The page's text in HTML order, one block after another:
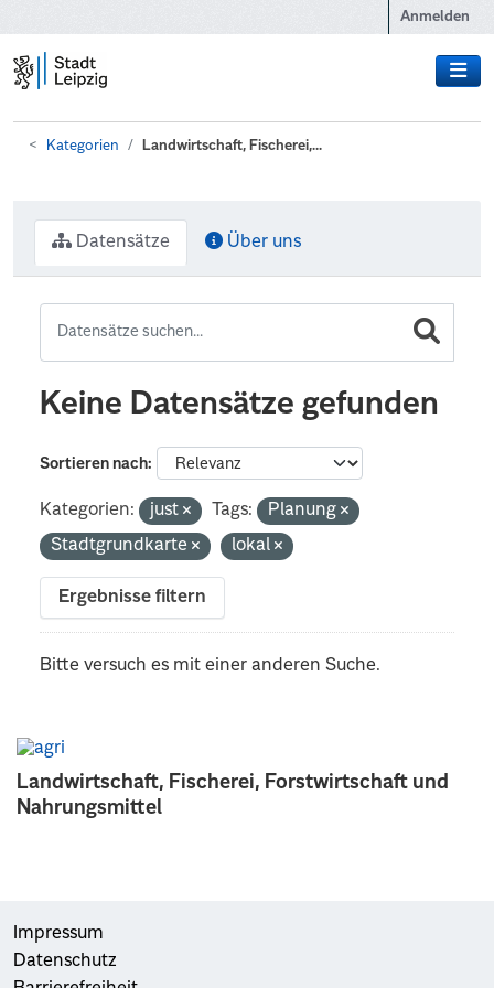
Anmelden
Kategorien Landwirtschaft, Fischerei,...
Landwirtschaft, Fischerei, Forstwirtschaft und
Nahrungsmittel
Datensätze Über uns
Keine Datensätze gefunden
Sortieren nach
Kategorien: just Tags:
Planung
Stadtgrundkarte
lokal
Ergebnisse filtern
Bitte versuch es mit einer anderen Suche.
Impressum
Datenschutz